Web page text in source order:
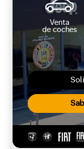
Venta
de coches